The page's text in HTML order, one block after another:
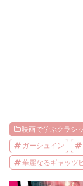
映画で学ぶクラシ
ガーシュイン
華麗なるギャッツ